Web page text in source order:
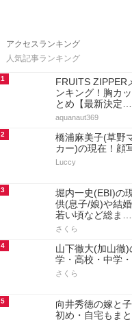
アクセスランキング
人気記事ランキング
1
FRUITS ZIPPER
ンキング！胸カ
とめ【最新決定…
aquanaut369
2
橋浦麻美子(草野
カー)の現在！顔
Luccy
3
堀内一史(EBI)の
供(息子/娘)や結
若い頃など総ま…
さくら
4
山下徹大(加山徹
学・高校・中学
さくら
5
向井秀徳の嫁と
初め・自宅もま